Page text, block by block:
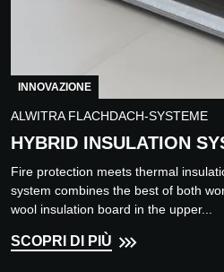
INNOVAZIONE
ALWITRA FLACHDACH-SYSTEME
HYBRID INSULATION
Fire protection meets thermal
system combines the best of both
wool insulation board in the upper...
SCOPRI DI PIÙ